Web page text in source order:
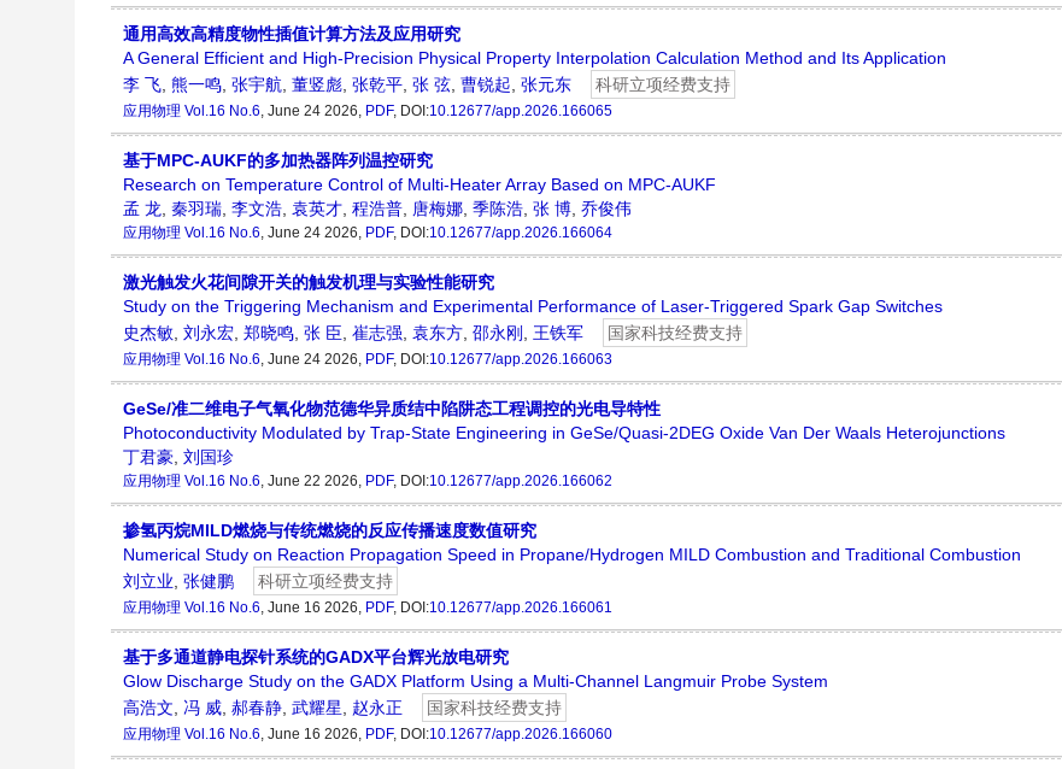
通用高效高精度物性插值计算方法及应用研究
A General Efficient and High-Precision Physical Property Interpolation Calculation Method and Its Application
李 飞, 熊一鸣, 张宇航, 董竖彪, 张乾平, 张 弦, 曹锐起, 张元东 科研立项经费支持
应用物理 Vol.16 No.6, June 24 2026, PDF, DOI:10.12677/app.2026.166065
基于MPC-AUKF的多加热器阵列温控研究
Research on Temperature Control of Multi-Heater Array Based on MPC-AUKF
孟 龙, 秦羽瑞, 李文浩, 袁英才, 程浩普, 唐梅娜, 季陈浩, 张 博, 乔俊伟
应用物理 Vol.16 No.6, June 24 2026, PDF, DOI:10.12677/app.2026.166064
激光触发火花间隙开关的触发机理与实验性能研究
Study on the Triggering Mechanism and Experimental Performance of Laser-Triggered Spark Gap Switches
史杰敏, 刘永宏, 郑晓鸣, 张 臣, 崔志强, 袁东方, 邵永刚 , 王铁军 国家科技经费支持
应用物理 Vol.16 No.6, June 24 2026, PDF, DOI:10.12677/app.2026.166063
GeSe/准二维电子气氧化物范德华异质结中陷阱态工程调控的光电导特性
Photoconductivity Modulated by Trap-State Engineering in GeSe/Quasi-2DEG Oxide Van Der Waals Heterojunctions
丁君豪, 刘国珍
应用物理 Vol.16 No.6, June 22 2026, PDF, DOI:10.12677/app.2026.166062
掺氢丙烷MILD燃烧与传统燃烧的反应传播速度数值研究
Numerical Study on Reaction Propagation Speed in Propane/Hydrogen MILD Combustion and Traditional Combustion
刘立业, 张健鹏 科研立项经费支持
应用物理 Vol.16 No.6, June 16 2026, PDF, DOI:10.12677/app.2026.166061
基于多通道静电探针系统的GADX平台辉光放电研究
Glow Discharge Study on the GADX Platform Using a Multi-Channel Langmuir Probe System
高浩文, 冯 威, 郝春静, 武耀星, 赵永正 国家科技经费支持
应用物理 Vol.16 No.6, June 16 2026, PDF, DOI:10.12677/app.2026.166060